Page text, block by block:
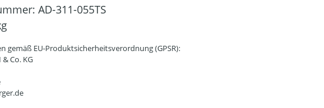
AD-311-055TS
gemäß EU-Produktsicherheitsverordnung (GPSR):
Co. KG